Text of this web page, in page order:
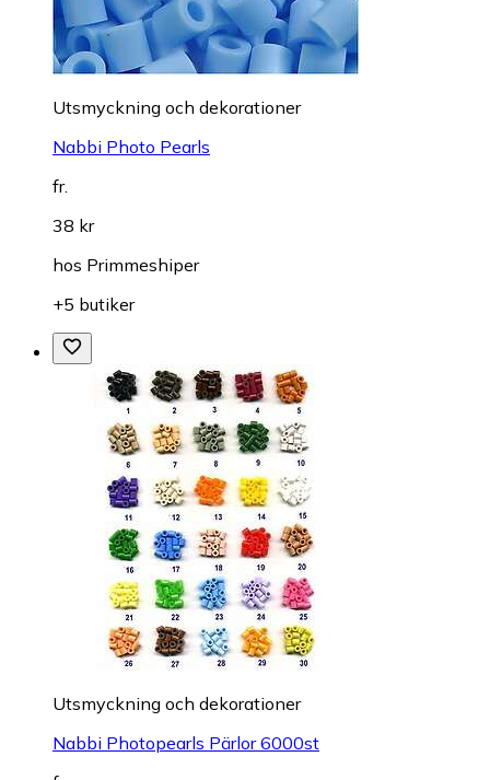
Utsmyckning och dekorationer
Nabbi Photo Pearls
fr.
38 kr
hos Primmeshiper
+5 butiker
Utsmyckning och dekorationer
Nabbi Photopearls Pärlor 6000st